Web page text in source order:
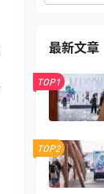
最新文章
TOP1
TOP2